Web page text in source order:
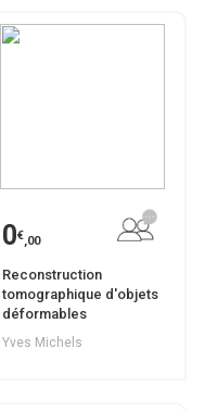
0€,00
Reconstruction
tomographique d'objets
déformables
Yves Michels